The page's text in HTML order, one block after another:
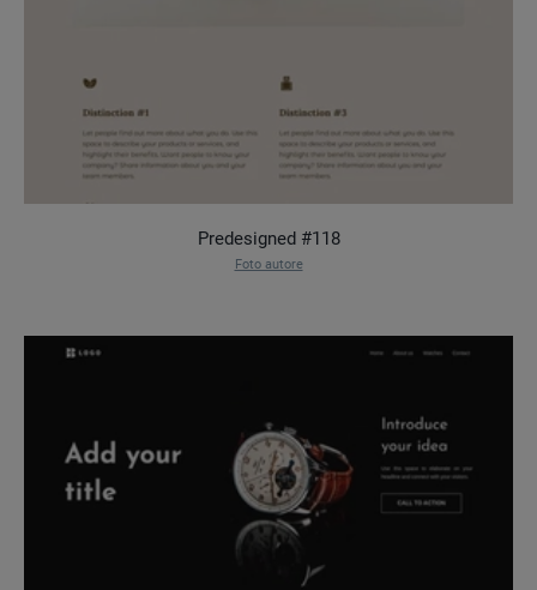
Predesigned #118
Foto autore